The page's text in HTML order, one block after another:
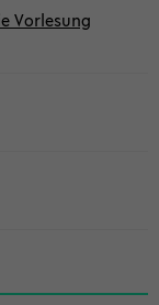
Vorlesung